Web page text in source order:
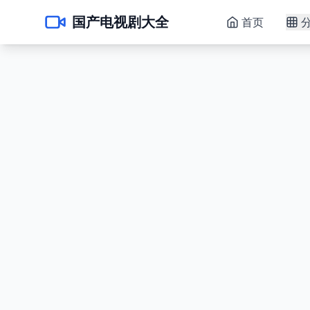
国产电视剧大全 首页